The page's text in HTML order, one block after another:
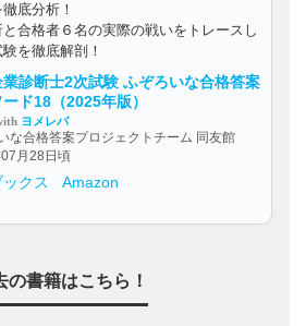
底分析！
合格者６名の実際の戦いをトレースし
を徹底解剖！
診断士2次試験 ふぞろいな合格答案
ド18（2025年版）
ヨメレバ
な合格答案プロジェクトチーム 同友館
月28日頃
クス Amazon
の書籍はこちら！